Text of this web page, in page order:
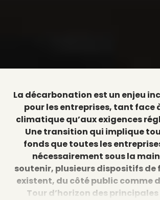
La décarbonation est un enjeu
pour les entreprises, tant face
climatique qu’aux exigences
Une transition qui implique
fonds que toutes les
nécessairement sous la
soutenir, plusieurs dispositifs
existent, du côté public comme
Tour d’horizon des